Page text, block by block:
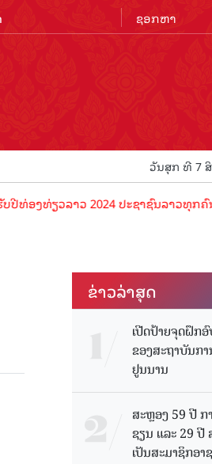
ວັນສຸກ ທີ 7
ຽວລາວ 2024 ປະຊາຊົນລາວທຸກຄົນຈົ່ງພ້
ຂ່າວ​ລ່າ​ສຸດ
ເປີດປ້າຍຈຸດຝຶກ
ຂອງສະຖາບັນກ
ຢູນນານ
ສະຫຼອງ 59 ປີ ກ
ຊຽນ ແລະ 29 ປີ
ເປັນສະມາຊິກອາ